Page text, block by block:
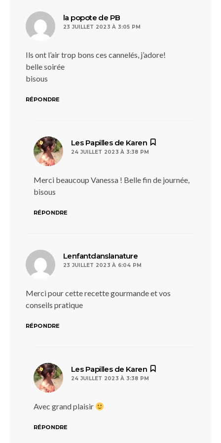
la popote de PB
23 JUILLET 2023 À 3:05 PM
Ils ont l’air trop bons ces cannelés, j’adore!
belle soirée
bisous
RÉPONDRE
Les Papilles de Karen
24 JUILLET 2023 À 3:38 PM
Merci beaucoup Vanessa ! Belle fin de journée,
bisous
RÉPONDRE
Lenfantdanslanature
23 JUILLET 2023 À 6:04 PM
Merci pour cette recette gourmande et vos
conseils pratique
RÉPONDRE
Les Papilles de Karen
24 JUILLET 2023 À 3:38 PM
Avec grand plaisir
RÉPONDRE